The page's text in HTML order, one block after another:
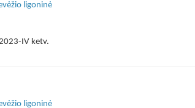
ligoninė
IV ketv.
ligoninė